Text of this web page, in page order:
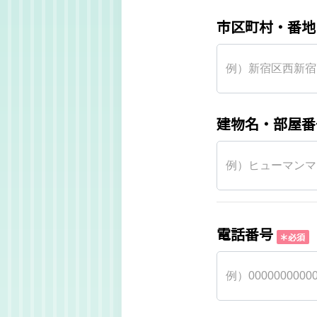
市区町村・番地
建物名・部屋
電話番号